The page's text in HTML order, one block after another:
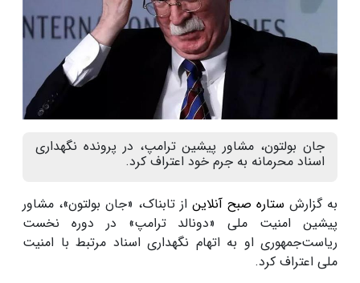
جان بولتون، مشاور پیشین ترامپ، در پرونده نگهداری
اسناد محرمانه به جرم خود اعتراف کرد.
به گزارش ستاره صبح آنلاین از تابناک، «جان بولتون»، مشاور
پیشین امنیت ملی «دونالد ترامپ» در دوره نخست
ریاست‌جمهوری او به اتهام نگهداری اسناد مرتبط با امنیت
ملی اعتراف کرد.